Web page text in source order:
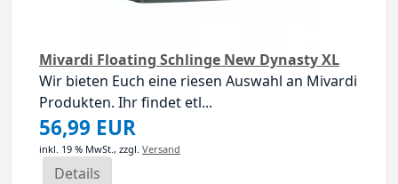
Mivardi Floating Schlinge New Dynasty XL
Wir bieten Euch eine riesen Auswahl an Mivardi
Produkten. Ihr findet etl...
56,99 EUR
inkl. 19 % MwSt., zzgl. Versand
Details